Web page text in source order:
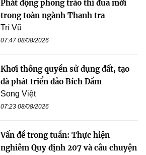
Phát động phong trào thi đua mới
trong toàn ngành Thanh tra
Trí Vũ
07:47 08/08/2026
Khơi thông quyền sử dụng đất, tạo
đà phát triển đảo Bích Đầm
Song Việt
07:23 08/08/2026
Vấn đề trong tuần: Thực hiện
nghiêm Quy định 207 và câu chuyện